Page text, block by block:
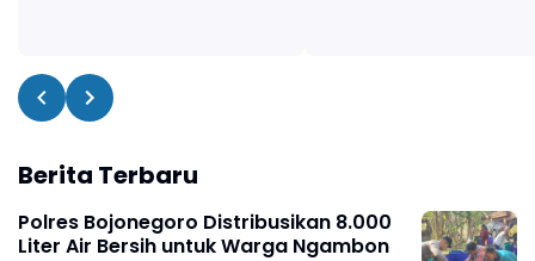
Berita Terbaru
Polres Bojonegoro Distribusikan 8.000
Liter Air Bersih untuk Warga Ngambon